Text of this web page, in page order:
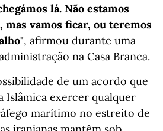
lá. Não estamos
mas vamos ficar, ou teremos
, afirmou durante uma
na Casa Branca.
de um acordo que
Islâmica exercer qualquer
marítimo no estreito de